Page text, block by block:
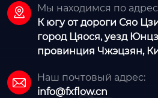

Мы находимся по
К югу от дороги Сяо
город Цяося, уезд
провинция Чжэцзян,

Наш почтовый адрес:
info@fxflow.cn